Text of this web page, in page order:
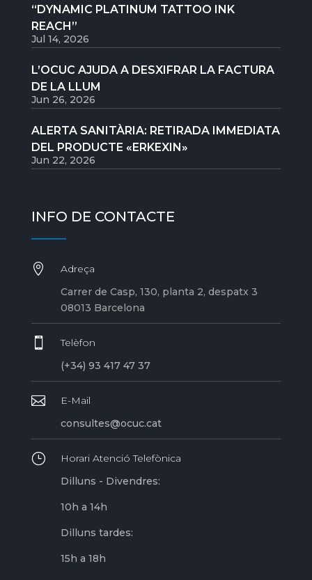
“DYNAMIC PLATINUM TATTOO INK
REACH”
Jul 14, 2026
L’OCUC AJUDA A DESXIFRAR LA FACTURA
DE LA LLUM
Jun 26, 2026
ALERTA SANITÀRIA: RETIRADA IMMEDIATA
DEL PRODUCTE «ERKEXIN»
Jun 22, 2026
INFO DE CONTACTE

Adreça
Carrer de Casp, 130, planta 2, despatx 3
08013 Barcelona

Telèfon
(+34) 93 417 47 37

E-Mail
consultes@ocuc.cat
}
Horari Atenció Telefònica
Dilluns - Divendres:
10h a 14h
Dilluns tardes:
15h a 18h